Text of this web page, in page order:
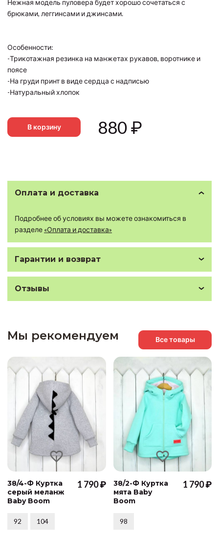
Нежная модель пуловера будет хорошо сочетаться с
брюками, леггинсами и джинсами.
Особенности:
-Трикотажная резинка на манжетах рукавов, воротнике и
поясе
-На груди принт в виде сердца с надписью
-Натуральный хлопок
В корзину 880₽
Оплата и доставка
Подробнее об условиях вы можете ознакомиться в
разделе «Оплата и доставка»
Гарантии и возврат
Отзывы
Мы рекомендуем Все товары
38/4-Ф Куртка
серый меланж
Baby Boom
1 790 ₽
92 104
38/2-Ф Куртка
мята Baby
Boom
1 790 ₽
98